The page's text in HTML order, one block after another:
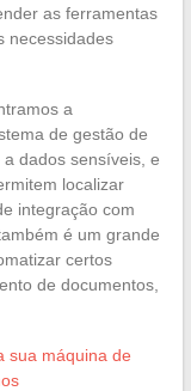
as ferramentas
necessidades
a
de gestão de
dados sensíveis, e
localizar
integração com
é um grande
certos
de documentos,
sua máquina de